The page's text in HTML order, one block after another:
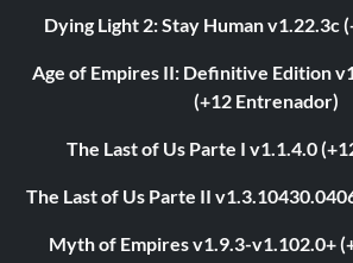
Dying Light 2: Stay Human v1.22.3c
Age of Empires II: Definitive Edition
(+12 Entrenador)
The Last of Us Parte I v1.1.4.0
The Last of Us Parte II
Myth of Empires v1.9.3-v1.102.0+